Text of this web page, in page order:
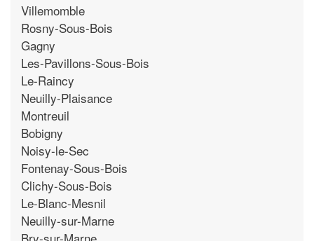
Villemomble
Rosny-Sous-Bois
Gagny
Les-Pavillons-Sous-Bois
Le-Raincy
Neuilly-Plaisance
Montreuil
Bobigny
Noisy-le-Sec
Fontenay-Sous-Bois
Clichy-Sous-Bois
Le-Blanc-Mesnil
Neuilly-sur-Marne
Bry-sur-Marne